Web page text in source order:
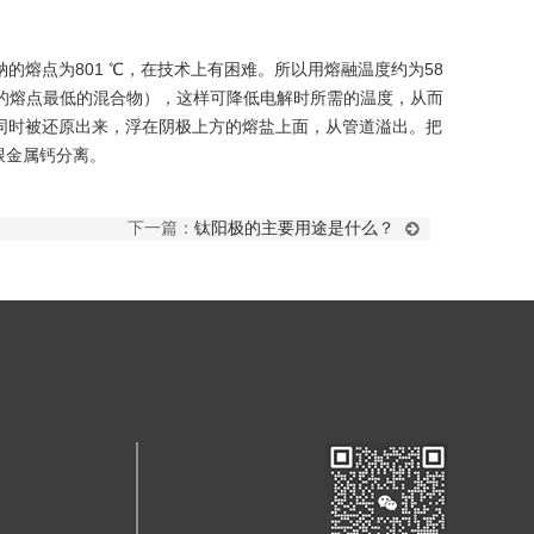
熔点为801 ℃，在技术上有困难。所以用熔融温度约为58
点最低的混合物），这样可降低电解时所需的温度，从而
被还原出来，浮在阴极上方的熔盐上面，从管道溢出。把
属钙分离。
下一篇： 钛阳极的主要用途是什么？